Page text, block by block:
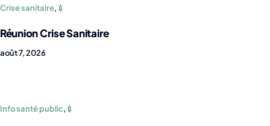
Crise sanitaire, 💉
Réunion Crise Sanitaire
août 7, 2026
Info santé public, 💉